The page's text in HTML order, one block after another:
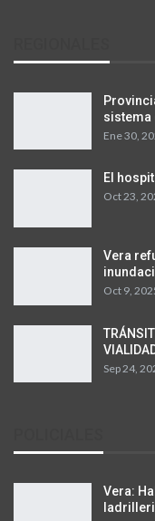
sistema
Ene 30,
El
Oct 23,
Vera
Oct 9,
Sep 24,
Vera: